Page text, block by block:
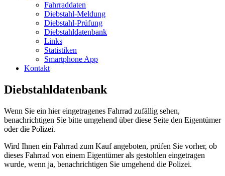
Fahrraddaten
Diebstahl-Meldung
Diebstahl-Prüfung
Diebstahldatenbank
Links
Statistiken
Smartphone App
Kontakt
Diebstahldatenbank
Wenn Sie ein hier eingetragenes Fahrrad zufällig sehen,
benachrichtigen Sie bitte umgehend über diese Seite den Eigentümer
oder die Polizei.
Wird Ihnen ein Fahrrad zum Kauf angeboten, prüfen Sie vorher, ob
dieses Fahrrad von einem Eigentümer als gestohlen eingetragen
wurde, wenn ja, benachrichtigen Sie umgehend die Polizei.